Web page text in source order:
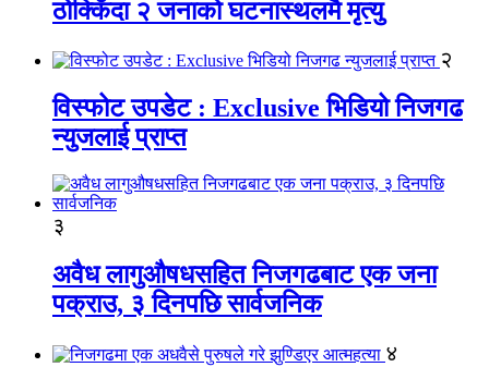
ठोक्किँदा २ जनाको घटनास्थलमै मृत्यु
२
विस्फोट उपडेट : Exclusive भिडियो निजगढ
न्युजलाई प्राप्त
३
अवैध लागुऔषधसहित निजगढबाट एक जना
पक्राउ, ३ दिनपछि सार्वजनिक
४